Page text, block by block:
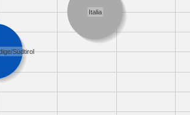
Südtirol
Italia